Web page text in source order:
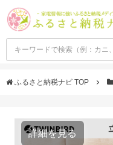
ふるさと納税ナビ TOP
詳細を見る